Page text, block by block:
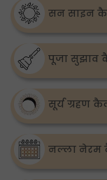
सन साइन
पूजा
सूर्य ग्रहण
नल्ला